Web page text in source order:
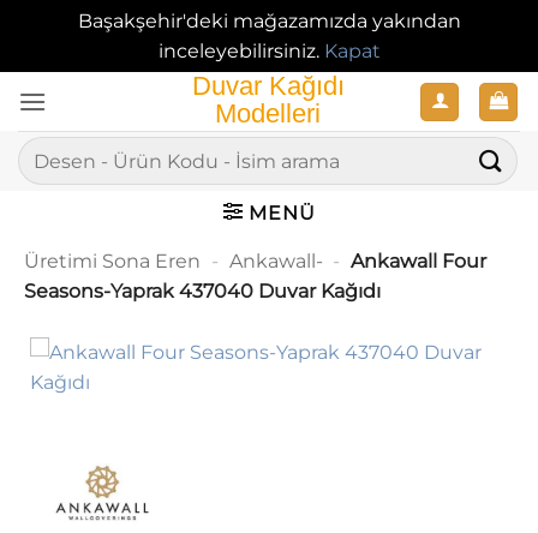
Başakşehir'deki mağazamızda yakından
inceleyebilirsiniz. Kapat
atla
Ara:
MENÜ
Üretimi Sona Eren - Ankawall- - Ankawall Four
Seasons-Yaprak 437040 Duvar Kağıdı